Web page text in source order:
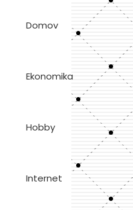
Domov
Ekonomika
Hobby
Internet